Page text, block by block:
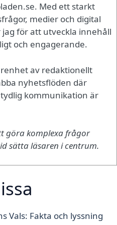
Med ett starkt
medier och digital
för att utveckla innehåll
och engagerande.
av redaktionellt
nyhetsflöden där
kommunikation är
göra komplexa frågor
sätta läsaren i centrum.
Vals: Fakta och lyssning